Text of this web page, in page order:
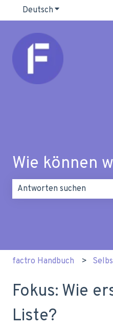
Deutsch Untermenü für
Wie können
factro Handbuch
Fokus: Wie
Liste?